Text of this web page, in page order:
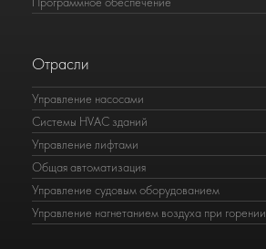
Отрасли
Управление насосами
Системы HVAC зданий
Управление лифтами
Общая автоматизация
Управление судовым оборудованием
Управление нагнетанием воздуха при горении